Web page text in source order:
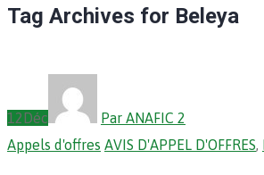
Tag Archives for Beleya
12Déc
Par ANAFIC 2
Appels d'offres AVIS D'APPEL D'OFFRES,